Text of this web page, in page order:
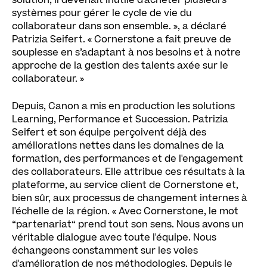
systèmes pour gérer le cycle de vie du
collaborateur dans son ensemble. », a déclaré
Patrizia Seifert. « Cornerstone a fait preuve de
souplesse en s’adaptant à nos besoins et à notre
approche de la gestion des talents axée sur le
collaborateur. »
Depuis, Canon a mis en production les solutions
Learning, Performance et Succession. Patrizia
Seifert et son équipe perçoivent déjà des
améliorations nettes dans les domaines de la
formation, des performances et de l'engagement
des collaborateurs. Elle attribue ces résultats à la
plateforme, au service client de Cornerstone et,
bien sûr, aux processus de changement internes à
l'échelle de la région. « Avec Cornerstone, le mot
“partenariat“ prend tout son sens. Nous avons un
véritable dialogue avec toute l'équipe. Nous
échangeons constamment sur les voies
d'amélioration de nos méthodologies. Depuis le